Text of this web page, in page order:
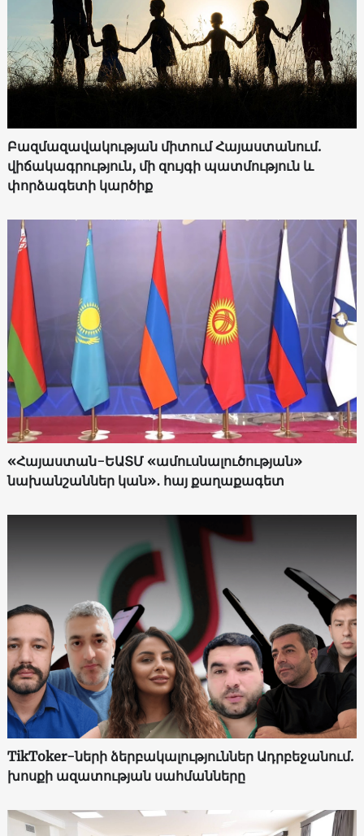
Բազմազավակության միտում Հայաստանում.
վիճակագրություն, մի զույգի պատմություն և
փորձագետի կարծիք
«Հայաստան-ԵԱՏՄ «ամուսնալուծության»
նախանշաններ կան»․ հայ քաղաքագետ
TikToker-ների ձերբակալություններ Ադրբեջանում.
խոսքի ազատության սահմանները